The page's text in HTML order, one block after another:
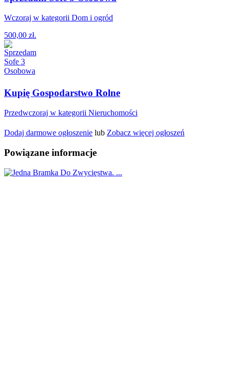
Wczoraj w kategorii Dom i ogród
500,00 zł.
Kupię Gospodarstwo Rolne
Przedwczoraj w kategorii Nieruchomości
Dodaj darmowe ogłoszenie lub Zobacz więcej ogłoszeń
Powiązane informacje